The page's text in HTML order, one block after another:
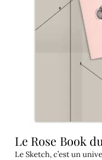
Le Rose Book
Le Sketch, c’est un